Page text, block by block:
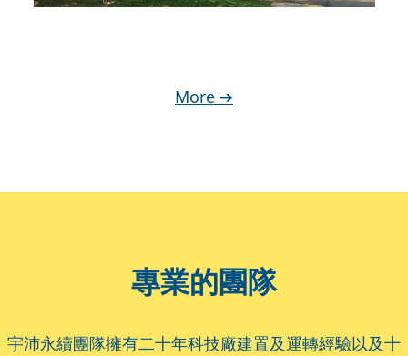
More ➔
專業的團隊
宇沛永續團隊擁有二十年科技廠建置及運轉經驗以及十